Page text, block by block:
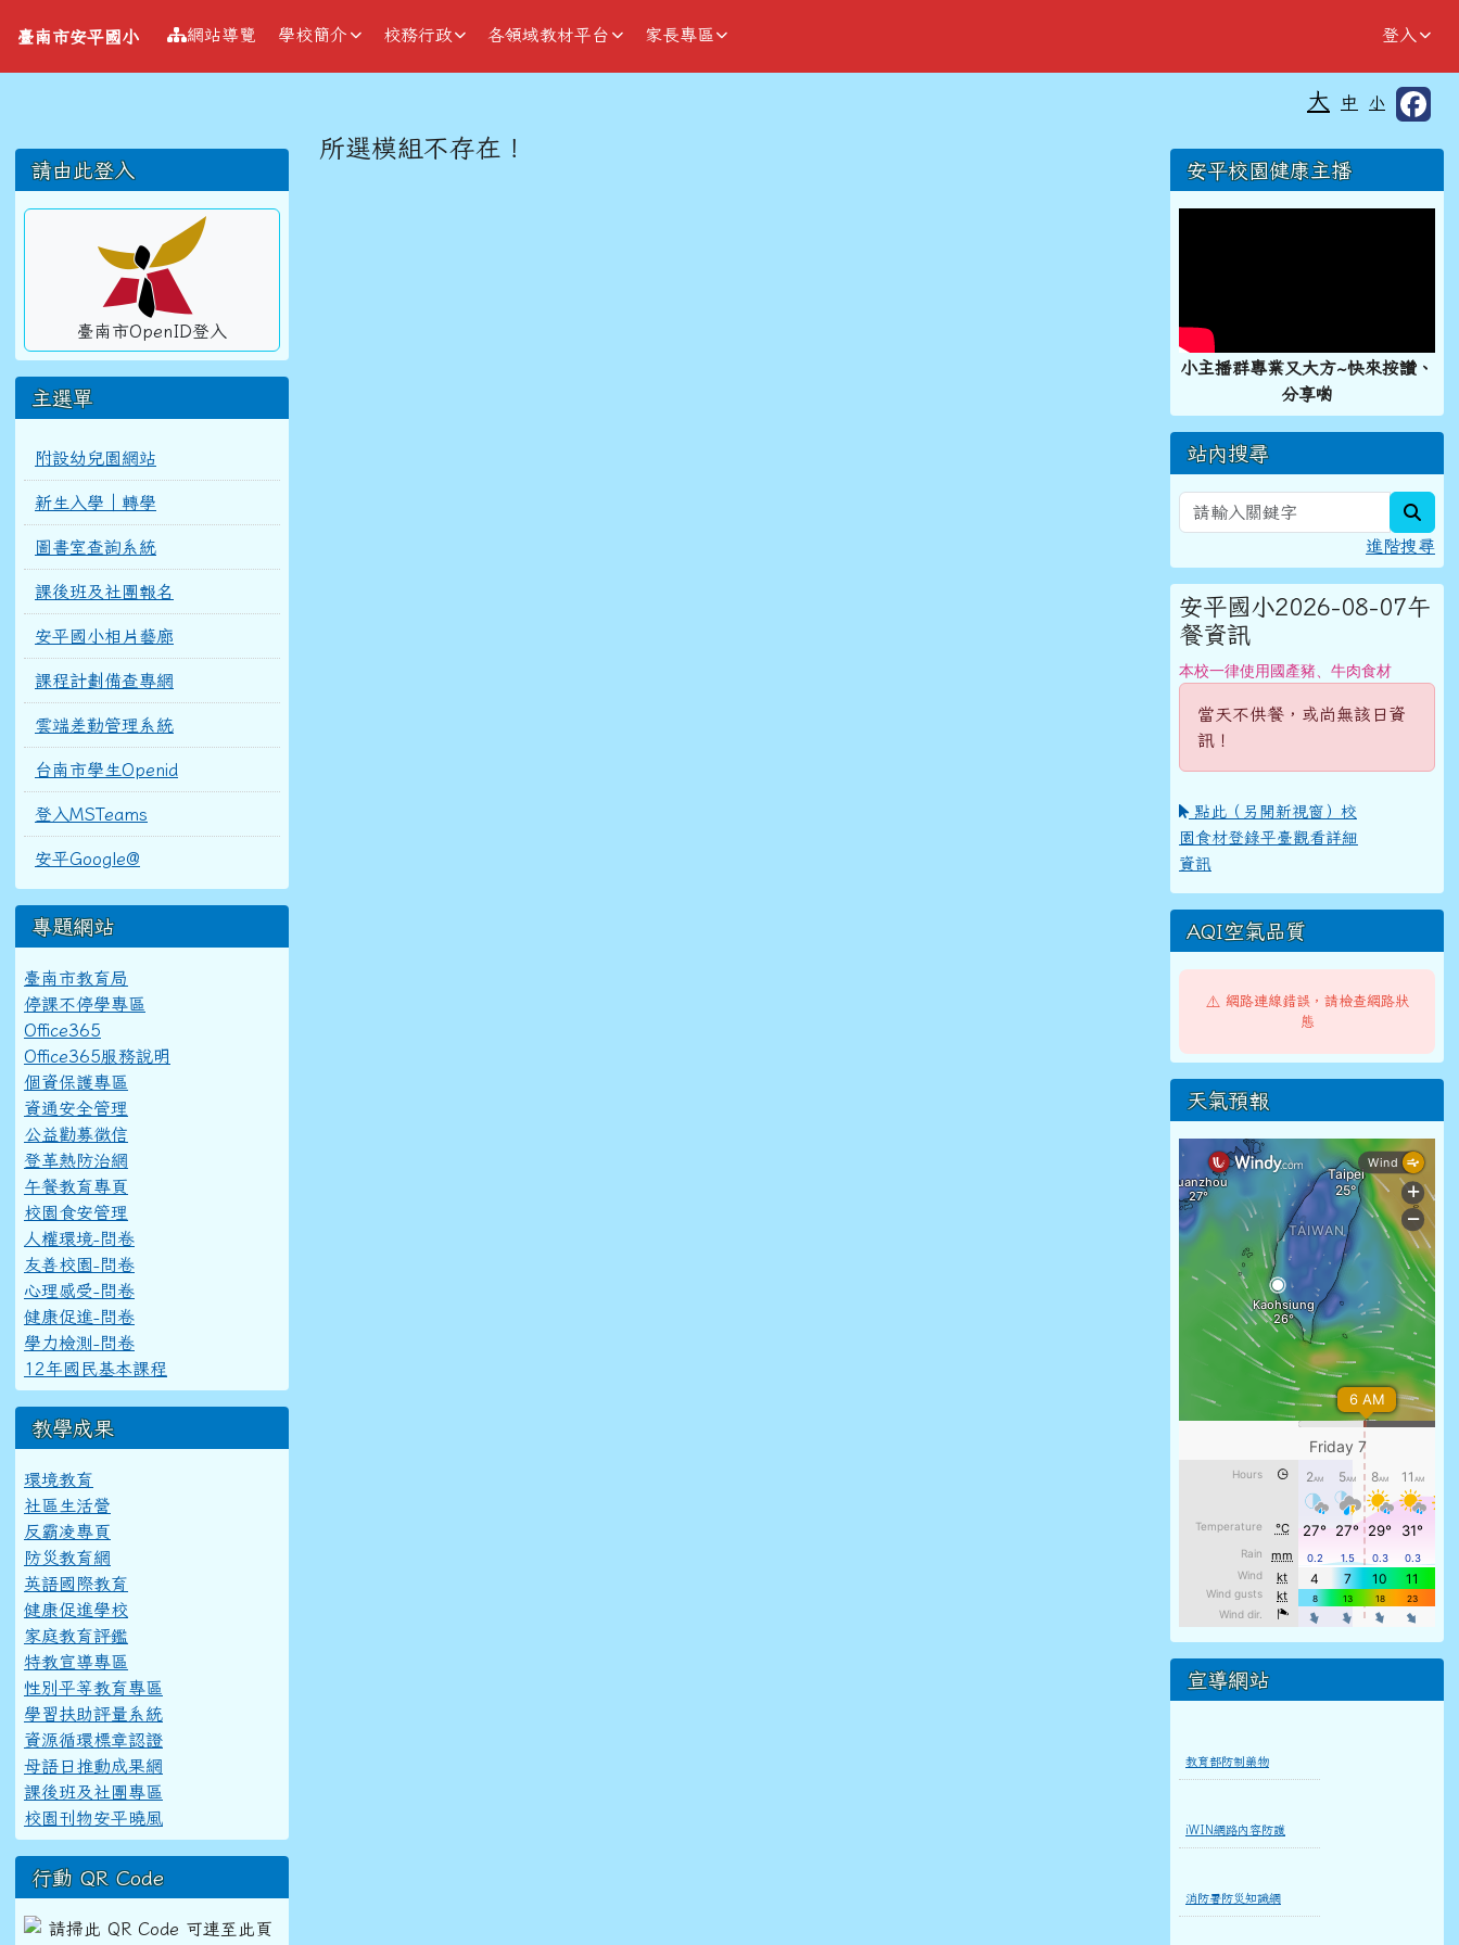
臺南市安平國小
導覽列
臺南市安平國小 網站導覽 學校簡介 校務行政 各領域教材平台 家長專區 登入
⏸
大 中 小
左邊區域內容
請由此登入
臺南市OpenID登入
主選單
附設幼兒園網站
新生入學｜轉學
圖書室查詢系統
課後班及社團報名
安平國小相片藝廊
課程計劃備查專網
雲端差勤管理系統
台南市學生Openid
登入MSTeams
安平Google@
專題網站
臺南市教育局
停課不停學專區
Office365
Office365服務說明
個資保護專區
資通安全管理
公益勸募徵信
登革熱防治網
午餐教育專頁
校園食安管理
人權環境-問卷
友善校園-問卷
心理感受-問卷
健康促進-問卷
學力檢測-問卷
12年國民基本課程
教學成果
環境教育
社區生活營
反霸凌專頁
防災教育網
英語國際教育
健康促進學校
家庭教育評鑑
特教宣導專區
性別平等教育專區
學習扶助評量系統
資源循環標章認證
母語日推動成果網
課後班及社團專區
校園刊物安平曉風
行動 QR Code
主內容區域
所選模組不存在！
右邊區域內容
安平校園健康主播
小主播群專業又大方~快來按讚、
分享喲
站內搜尋
進階搜尋
安平國小2026-08-07午
餐資訊
本校一律使用國產豬、牛肉食材
當天不供餐，或尚無該日資
訊！
點此（另開新視窗）校
園食材登錄平臺觀看詳細
資訊
AQI空氣品質
⚠️ 網路連線錯誤，請檢查網路狀
態
天氣預報
宣導網站
教育部防制藥物
iWIN網路內容防護
消防署防災知識網
頁尾區域